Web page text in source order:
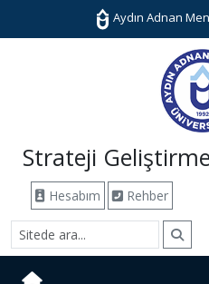
Aydın Adnan
Strateji
Hesabım Rehber